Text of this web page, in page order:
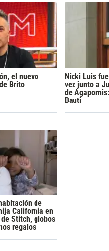
el nuevo
Brito
Nicki Luis
vez junto a
de
Bauti
de
California en
de Stitch, globos
regalos